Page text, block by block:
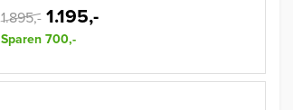
1.895,- 1.195,-
Sparen 700,-